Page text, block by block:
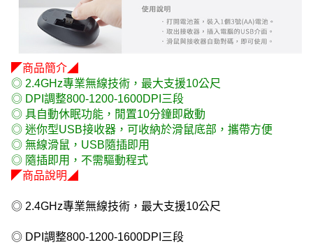
◤商品簡介◢
◎ 2.4GHz專業無線技術，最大支援10公尺
◎ DPI調整800-1200-1600DPI三段
◎ 具自動休眠功能，閒置10分鐘即啟動
◎ 迷你型USB接收器，可收納於滑鼠底部，攜帶方便
◎ 無線滑鼠，USB隨插即用
◎ 隨插即用，不需驅動程式
◤商品說明◢
◎ 2.4GHz專業無線技術，最大支援10公尺
◎ DPI調整800-1200-1600DPI三段